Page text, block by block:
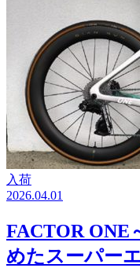
入荷
2026.04.01
FACTOR ONE
めたスーパー